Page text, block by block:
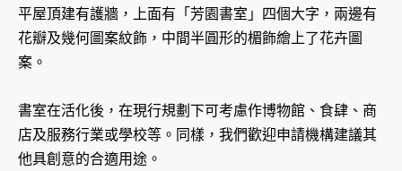
平屋頂建有護牆，上面有「芳園書室」四個大字，兩邊有
花瓣及幾何圖案紋飾，中間半圓形的楣飾繪上了花卉圖
案。
書室在活化後，在現行規劃下可考慮作博物館、食肆、商
店及服務行業或學校等。同樣，我們歡迎申請機構建議其
他具創意的合適用途。